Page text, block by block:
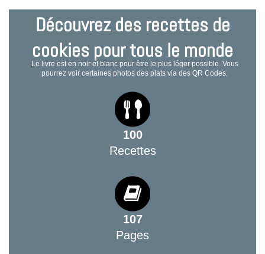
Découvrez des recettes de
cookies pour tous le monde
Le livre est en noir et blanc pour être le plus léger possible. Vous
pourrez voir certaines photos des plats via des QR Codes.
100
Recettes
107
Pages